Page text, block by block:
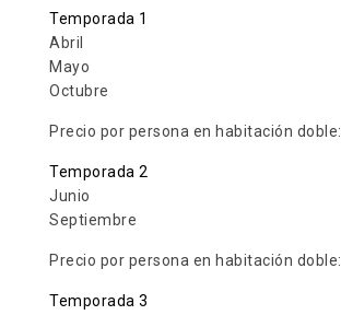
Temporada 1
Abril
Mayo
Octubre
Precio por persona en habitación doble:
Temporada 2
Junio
Septiembre
Precio por persona en habitación doble:
Temporada 3